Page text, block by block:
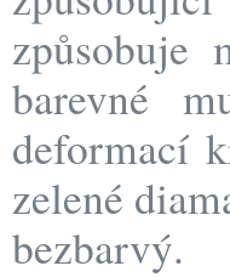
způsobuje
barevné
deformací
zelené
bezbarvý.